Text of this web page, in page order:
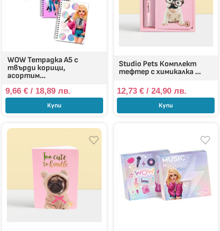
WOW Тетрадка А5 с
твърди корици,
асортим...
9,66 €/ 18,89 лв.
Купи
Studio Pets Комплект
тефтер с химикалка ...
12,73 €/ 24,90 лв.
Купи